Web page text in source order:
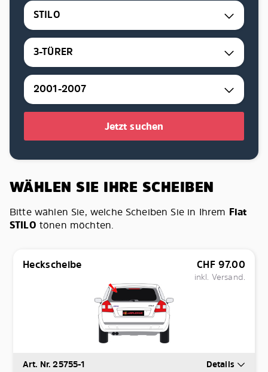
STILO
3-TÜRER
2001-2007
Jetzt suchen
WÄHLEN SIE IHRE SCHEIBEN
Bitte wählen Sie, welche Scheiben Sie in Ihrem Fiat
STILO tönen möchten.
Heckscheibe CHF 97.00
inkl. Versand.
Art. Nr. 25755-1 Details